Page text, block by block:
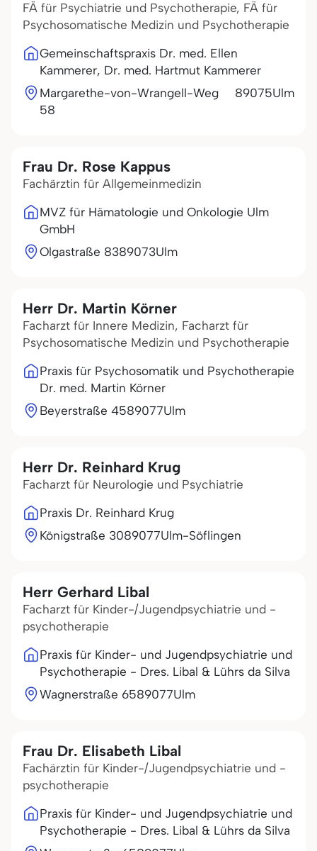
FÄ für Psychiatrie und Psychotherapie, FÄ für
Psychosomatische Medizin und Psychotherapie
Gemeinschaftspraxis Dr. med. Ellen
Kammerer, Dr. med. Hartmut Kammerer
Margarethe-von-Wrangell-Weg
58
89075Ulm
Frau Dr. Rose Kappus
Fachärztin für Allgemeinmedizin
MVZ für Hämatologie und Onkologie Ulm
GmbH
Olgastraße 8389073Ulm
Herr Dr. Martin Körner
Facharzt für Innere Medizin, Facharzt für
Psychosomatische Medizin und Psychotherapie
Praxis für Psychosomatik und Psychotherapie
Dr. med. Martin Körner
Beyerstraße 4589077Ulm
Herr Dr. Reinhard Krug
Facharzt für Neurologie und Psychiatrie
Praxis Dr. Reinhard Krug
Königstraße 3089077Ulm-Söflingen
Herr Gerhard Libal
Facharzt für Kinder-/Jugendpsychiatrie und -
psychotherapie
Praxis für Kinder- und Jugendpsychiatrie und
Psychotherapie - Dres. Libal & Lührs da Silva
Wagnerstraße 6589077Ulm
Frau Dr. Elisabeth Libal
Fachärztin für Kinder-/Jugendpsychiatrie und -
psychotherapie
Praxis für Kinder- und Jugendpsychiatrie und
Psychotherapie - Dres. Libal & Lührs da Silva